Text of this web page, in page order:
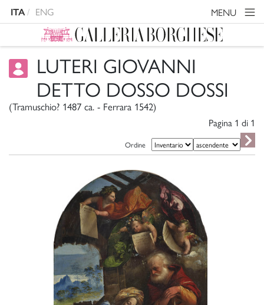
ITA ENG MENU
LUTERI GIOVANNI
DETTO DOSSO DOSSI
(Tramuschio? 1487 ca. - Ferrara 1542)
Pagina 1 di 1
Ordine